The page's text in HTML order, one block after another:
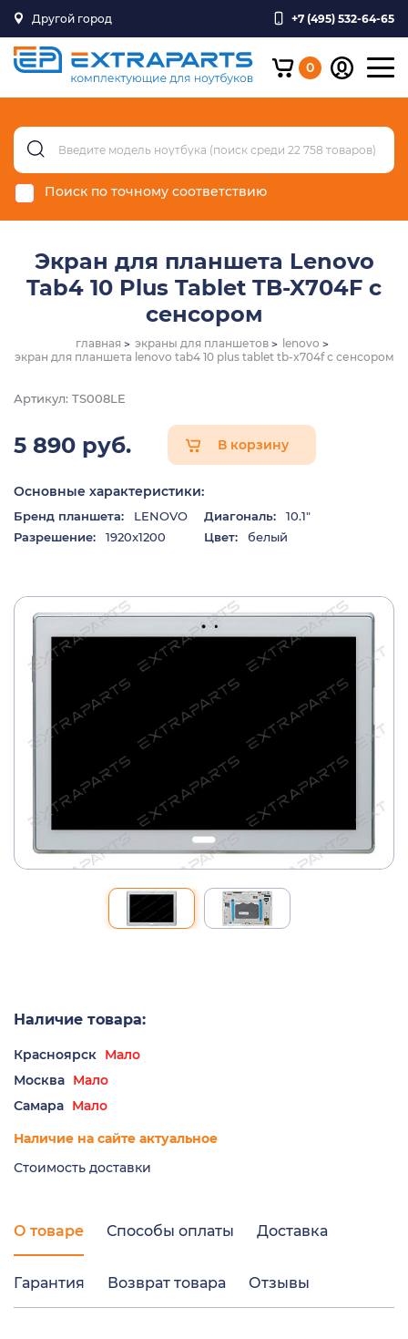
Другой город +7 (495) 532-64-65
0
Поиск по точному соответствию
Экран для планшета Lenovo
Tab4 10 Plus Tablet TB-X704F с
сенсором
главная экраны для планшетов
lenovo
экран для планшета lenovo tab4 10 plus tablet tb-x704f с сенсором
Артикул: TS008LE
5 890 руб. В корзину
Основные характеристики:
Бренд планшета: LENOVO Диагональ:
10.1"
Разрешение:
1920x1200 Цвет: белый
Наличие товара:
Красноярск Мало
Москва Мало
Самара Мало
Наличие на сайте актуальное
Стоимость доставки
О товаре Способы оплаты Доставка
Гарантия Возврат товара Отзывы